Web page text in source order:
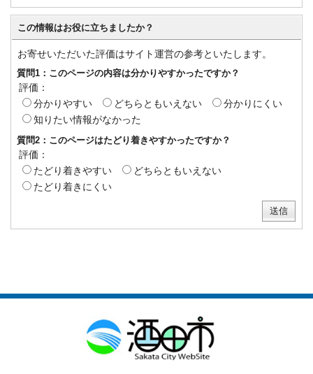
この情報はお役に立ちましたか？
お寄せいただいた評価はサイト運営の参考といたします。
質問1：このページの内容は分かりやすかったですか？
評価：
分かりやすい
どちらともいえない
分かりにくい
知りたい情報がなかった
質問2：このページはたどり着きやすかったですか？
評価：
たどり着きやすい
どちらともいえない
たどり着きにくい